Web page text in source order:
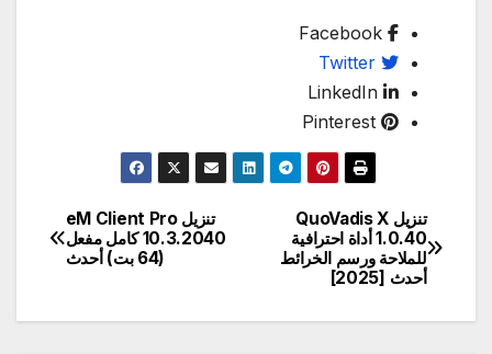
تصفّح
المقالات
تنزيل eM Client Pro
10.3.2040 كامل مفعل
(64 بت) أحدث
تنزيل QuoVadis X
1.0.40 أداة احترافية
للملاحة ورسم الخرائط
أحدث [2025]